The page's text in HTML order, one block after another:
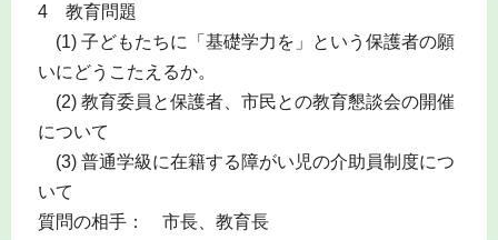
4 教育問題
(1) 子どもたちに「基礎学力を」という保護者の願
いにどうこたえるか。
(2) 教育委員と保護者、市民との教育懇談会の開催
について
(3) 普通学級に在籍する障がい児の介助員制度につ
いて
質問の相手： 市長、教育長